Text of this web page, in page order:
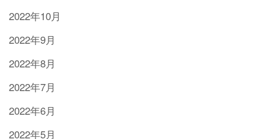
2022年10月
2022年9月
2022年8月
2022年7月
2022年6月
2022年5月